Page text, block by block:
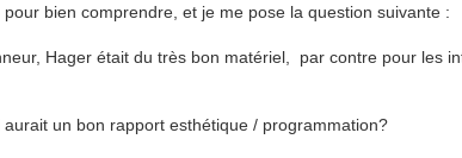
bien comprendre, et je me pose la question suivante :
Hager était du très bon matériel, par contre pour les
un bon rapport esthétique / programmation?